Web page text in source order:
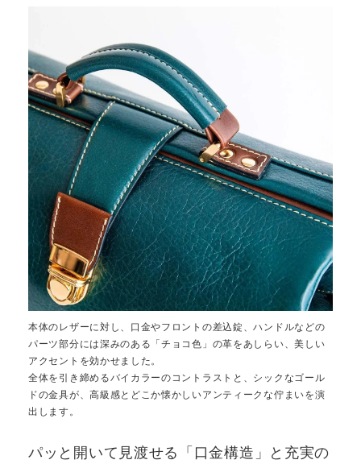
本体のレザーに対し、口金やフロントの差込錠、ハンドルなどの
パーツ部分には深みのある「チョコ色」の革をあしらい、美しい
アクセントを効かせました。
全体を引き締めるバイカラーのコントラストと、シックなゴール
ドの金具が、高級感とどこか懐かしいアンティークな佇まいを演
出します。
パッと開いて見渡せる「口金構造」と充実の